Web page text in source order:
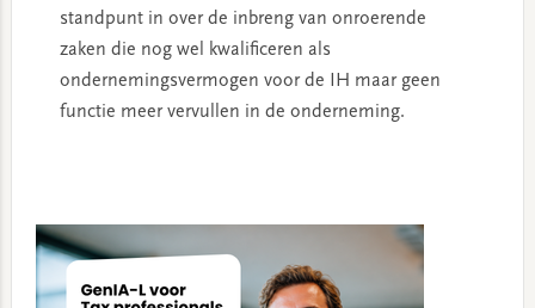
standpunt in over de inbreng van onroerende
zaken die nog wel kwalificeren als
ondernemingsvermogen voor de IH maar geen
functie meer vervullen in de onderneming.
Sidebar